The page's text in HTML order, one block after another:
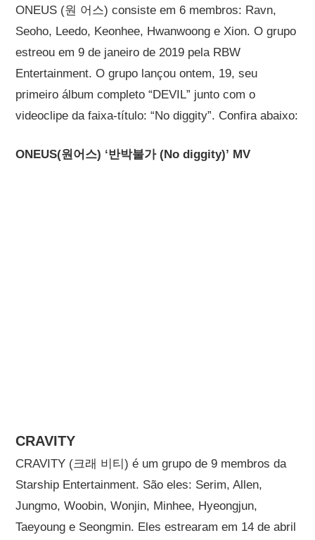
ONEUS (원 어스) consiste em 6 membros: Ravn,
Seoho, Leedo, Keonhee, Hwanwoong e Xion. O grupo
estreou em 9 de janeiro de 2019 pela RBW
Entertainment. O grupo lançou ontem, 19, seu
primeiro álbum completo “DEVIL” junto com o
videoclipe da faixa-título: “No diggity”. Confira abaixo:
ONEUS(원어스) ‘반박불가 (No diggity)’ MV
CRAVITY
CRAVITY (크래 비티) é um grupo de 9 membros da
Starship Entertainment. São eles: Serim, Allen,
Jungmo, Woobin, Wonjin, Minhee, Hyeongjun,
Taeyoung e Seongmin. Eles estrearam em 14 de abril